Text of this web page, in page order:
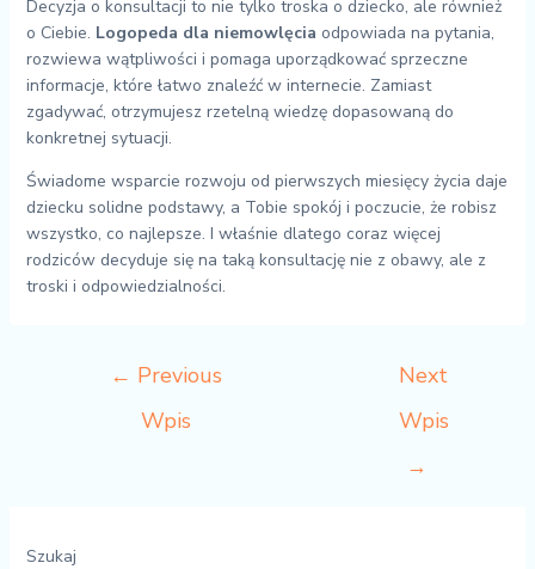
Decyzja o konsultacji to nie tylko troska o dziecko, ale również
o Ciebie. Logopeda dla niemowlęcia odpowiada na pytania,
rozwiewa wątpliwości i pomaga uporządkować sprzeczne
informacje, które łatwo znaleźć w internecie. Zamiast
zgadywać, otrzymujesz rzetelną wiedzę dopasowaną do
konkretnej sytuacji.
Świadome wsparcie rozwoju od pierwszych miesięcy życia daje
dziecku solidne podstawy, a Tobie spokój i poczucie, że robisz
wszystko, co najlepsze. I właśnie dlatego coraz więcej
rodziców decyduje się na taką konsultację nie z obawy, ale z
troski i odpowiedzialności.
← Previous
Wpis
Next
Wpis
→
Szukaj